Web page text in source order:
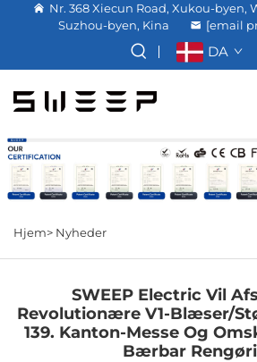
Nr. 368 Xiecun Road, Xukou-byen,
Suzhou-byen, Kina
[email
DA
Hjem> Nyheder
SWEEP Electric Vil
Revolutionære V1-Blæser/
139. Kanton-Messe Og
Bærbar